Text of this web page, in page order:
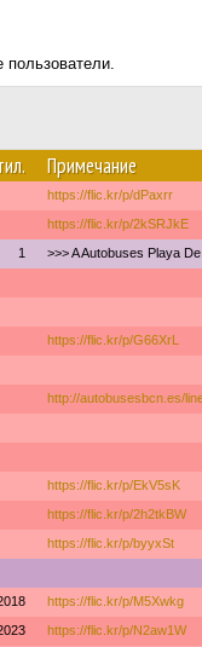
пользователи.
Примечание
https://flic.kr/p/dPaxrr
https://flic.kr/p/2kSRJkE
1 >>> A Autobuses Playa
https://flic.kr/p/G66XrL
http://autobusesbcn.es/
https://flic.kr/p/EkV5sK
https://flic.kr/p/2h2tkBW
https://flic.kr/p/byyxSt
https://flic.kr/p/M5Xwkg
https://flic.kr/p/N2aw1W